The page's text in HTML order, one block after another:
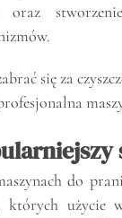
oraz
się za
do
których użycie